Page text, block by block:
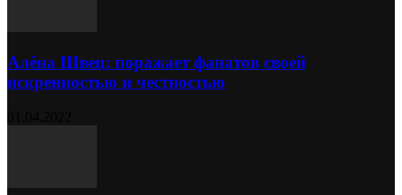
Алёна Швец: поражает фанатов своей
искренностью и честностью